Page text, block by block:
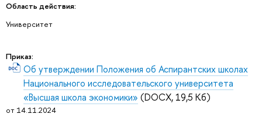
Область действия:
Университет
Приказ:
Об утверждении Положения об Аспирантских школах
Национального исследовательского университета
«Высшая школа экономики» (DOCX, 19,5 Кб)
от 14.11.2024